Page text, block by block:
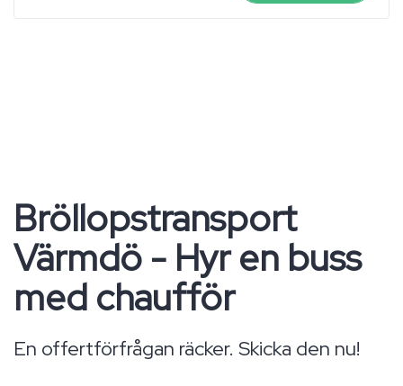
Bröllopstransport
Värmdö - Hyr en buss
med chaufför
En offertförfrågan räcker. Skicka den nu!